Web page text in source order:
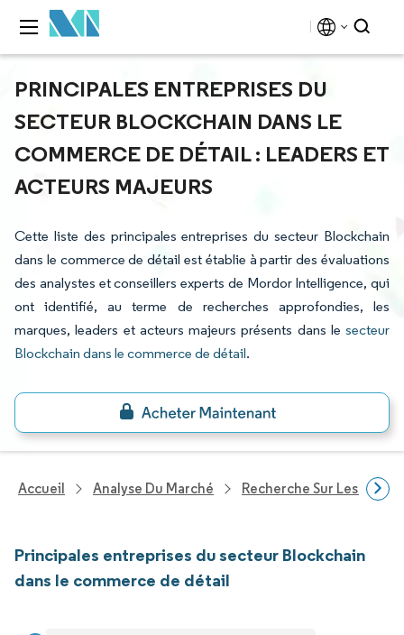
PRINCIPALES ENTREPRISES DU
SECTEUR BLOCKCHAIN DANS LE
COMMERCE DE DÉTAIL : LEADERS ET
ACTEURS MAJEURS
Cette liste des principales entreprises du secteur Blockchain
dans le commerce de détail est établie à partir des évaluations
des analystes et conseillers experts de Mordor Intelligence, qui
ont identifié, au terme de recherches approfondies, les
marques, leaders et acteurs majeurs présents dans le secteur
Blockchain dans le commerce de détail.
Accueil Analyse Du Marché Recherche Sur Les
Principales entreprises du secteur Blockchain
dans le commerce de détail